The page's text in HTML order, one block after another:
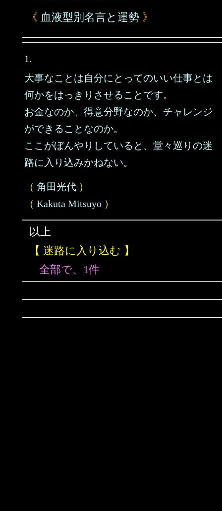
《 血液型別名言と運勢 》
1.
大事なことは自分にとってのいい仕事とは
何かをはっきりさせることです。
お金なのか、得意分野なのか、チャレンジ
ができることなのか。
ここがぼんやりしていると、堂々巡りの迷
路に入り込みかねない。
（ 角田光代 ）
（ Kakuta Mitsuyo ）
以上
【 迷路に入り込む 】
全部で、1件